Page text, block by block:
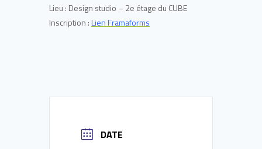
Lieu : Design studio – 2e étage du CUBE
Inscription :Lien Framaforms
DATE